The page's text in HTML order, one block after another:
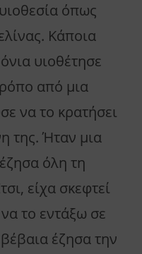
όπως
Κάποια
υιοθέτησε
από μια
να το κρατήσει
της. Ήταν μια
όλη τη
είχα σκεφτεί
το εντάξω σε
έζησα την